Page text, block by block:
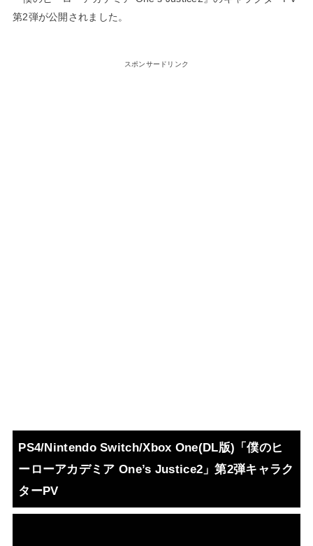
第2弾が公開されました。
スポンサードリンク
PS4/Nintendo Switch/Xbox One(DL版)「僕のヒ
ーローアカデミア One’s Justice2」第2弾キャラク
ターPV